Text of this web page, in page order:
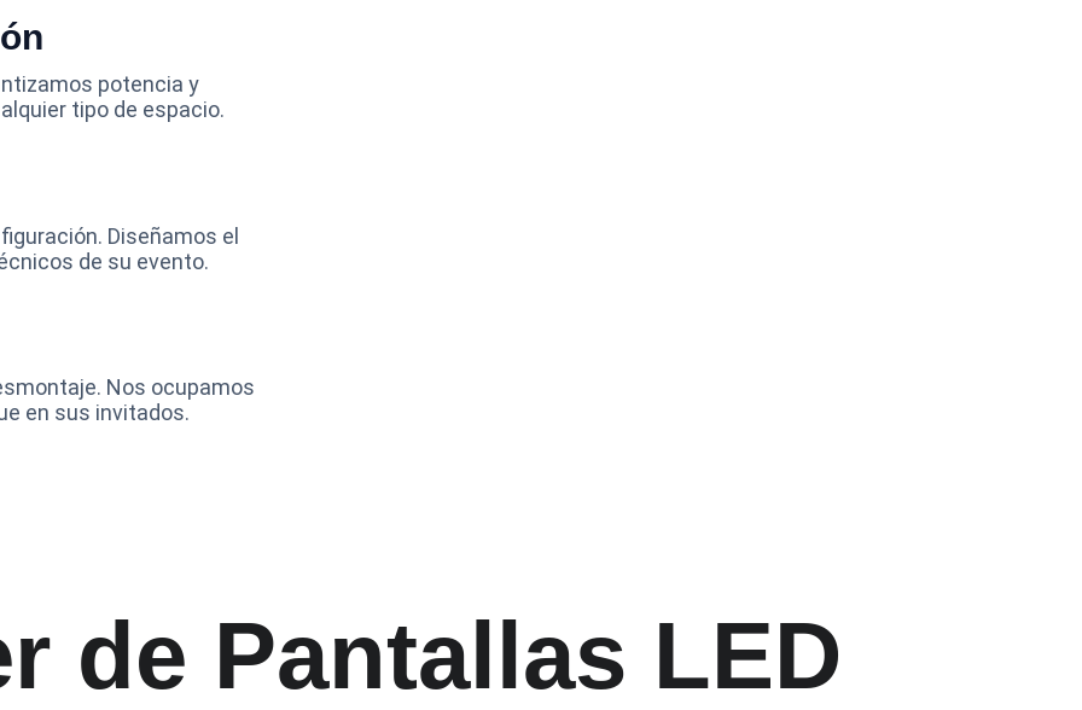
Diseñamos el
de su evento.
Nos ocupamos
en sus invitados.
potencia y
tipo de espacio.
de Pantallas LED